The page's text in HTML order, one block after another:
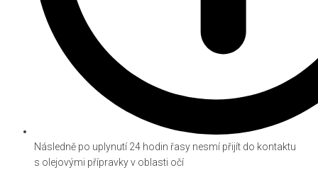
Následně po uplynutí 24 hodin řasy nesmí přijít do kontaktu
s olejovými přípravky v oblasti očí